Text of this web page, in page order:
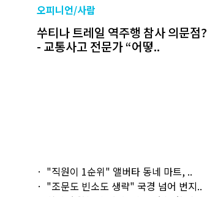
오피니언/사람
쑤티나 트레일 역주행 참사 의문점?
- 교통사고 전문가 “어떻..
"직원이 1순위" 앨버타 동네 마트, ..
"조문도 빈소도 생략" 국경 넘어 번지..